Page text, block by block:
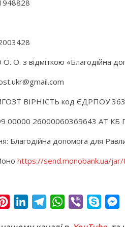
О. з відміткою «Благодійна
ВІРНІСТЬ код ЄДРПОУ
00000 26000060369643 АТ КБ
Благодійна допомога для
https://send.monobank.ua/jar/
W